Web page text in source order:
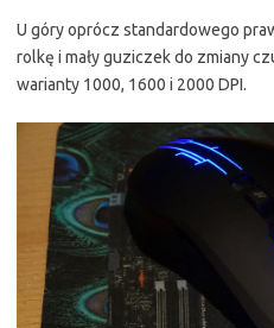
U góry oprócz standardowego
rolkę i mały guziczek do zmiany
warianty 1000, 1600 i 2000 DPI.